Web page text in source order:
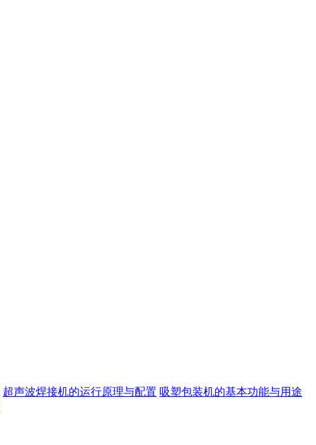
超声波焊接机的运行原理与配置 吸塑包装机的基本功能与用途